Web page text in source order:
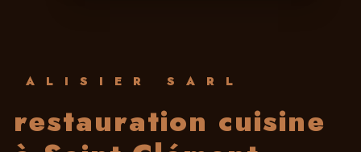
ALISIER SARL
restauration cuisine